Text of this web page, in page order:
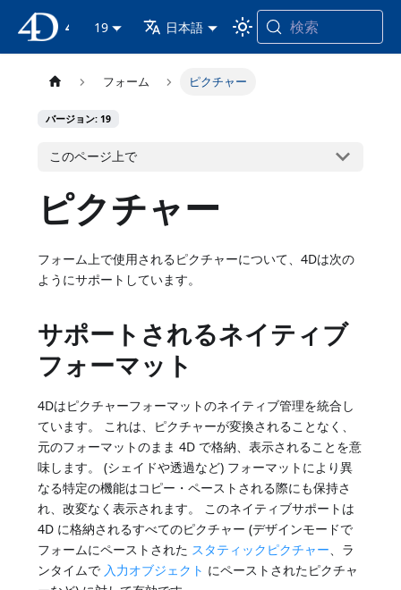
19 日本語 検索
フォーム ピクチャー
バージョン: 19
このページ上で
ピクチャー
フォーム上で使用されるピクチャーについて、4Dは次の
ようにサポートしています。
サポートされるネイティブ
フォーマット
4Dはピクチャーフォーマットのネイティブ管理を統合し
ています。 これは、ピクチャーが変換されることなく、
元のフォーマットのまま 4D で格納、表示されることを意
味します。 (シェイドや透過など) フォーマットにより異
なる特定の機能はコピー・ペーストされる際にも保持さ
れ、改変なく表示されます。 このネイティブサポートは
4D に格納されるすべてのピクチャー (デザインモードで
フォームにペーストされた スタティックピクチャー 、ラ
ンタイムで 入力オブジェクト にペーストされたピクチャ